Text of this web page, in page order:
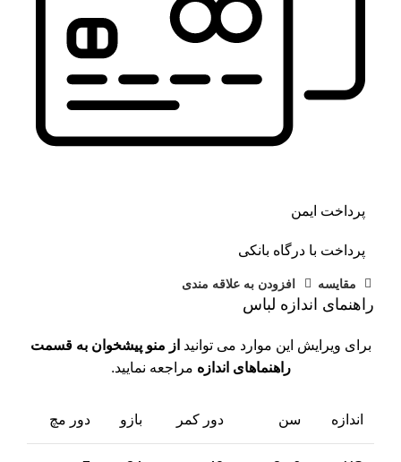
پرداخت ایمن
پرداخت با درگاه بانکی
مقايسه افزودن به علاقه مندی
راهنمای اندازه لباس
برای ویرایش این موارد می توانید از منو پیشخوان به قسمت
راهنماهای اندازه مراجعه نمایید.
اندازه سن دور کمر بازو دور مچ